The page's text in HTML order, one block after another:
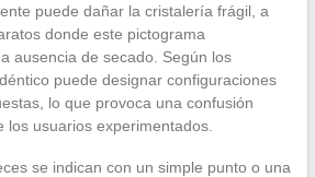
puede dañar la cristalería frágil, a
donde este pictograma
ausencia de secado. Según los
puede designar configuraciones
lo que provoca una confusión
los usuarios experimentados.
se indican con un simple punto o una